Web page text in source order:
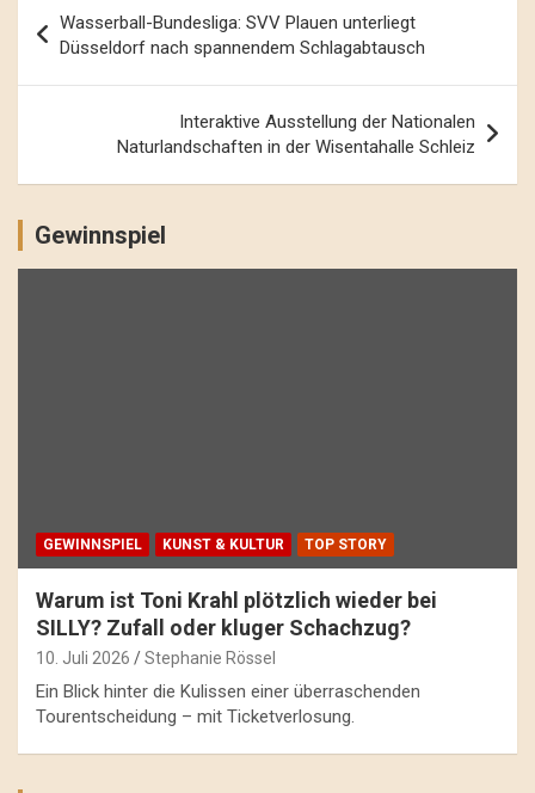
Navigation
Wasserball-Bundesliga: SVV Plauen unterliegt
Düsseldorf nach spannendem Schlagabtausch
Interaktive Ausstellung der Nationalen
Naturlandschaften in der Wisentahalle Schleiz
Gewinnspiel
GEWINNSPIEL KUNST & KULTUR TOP STORY
Warum ist Toni Krahl plötzlich wieder bei
SILLY? Zufall oder kluger Schachzug?
10. Juli 2026 Stephanie Rössel
Ein Blick hinter die Kulissen einer überraschenden
Tourentscheidung – mit Ticketverlosung.